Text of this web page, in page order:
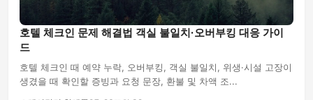
호텔 체크인 문제 해결법 객실 불일치·오버부킹 대응 가이
드
호텔 체크인 때 예약 누락, 오버부킹, 객실 불일치, 위생·시설 고장이
생겼을 때 확인할 증빙과 요청 문장, 환불 및 차액 조...